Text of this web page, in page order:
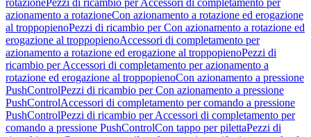
rotazionePezzi di ricambio per Accessori di completamento per
azionamento a rotazioneCon azionamento a rotazione ed erogazione
al troppopienoPezzi di ricambio per Con azionamento a rotazione ed
erogazione al troppopienoAccessori di completamento per
azionamento a rotazione ed erogazione al troppopienoPezzi di
ricambio per Accessori di completamento per azionamento a
rotazione ed erogazione al troppopienoCon azionamento a pressione
PushControlPezzi di ricambio per Con azionamento a pressione
PushControlAccessori di completamento per comando a pressione
PushControlPezzi di ricambio per Accessori di completamento per
comando a pressione PushControlCon tappo per pilettaPezzi di